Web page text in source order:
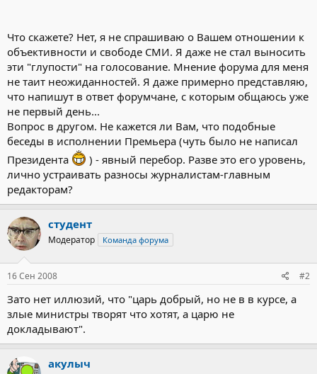
Что скажете? Нет, я не спрашиваю о Вашем отношении к
объективности и свободе СМИ. Я даже не стал выносить
эти "глупости" на голосование. Мнение форума для меня
не таит неожиданностей. Я даже примерно представляю,
что напишут в ответ форумчане, с которым общаюсь уже
не первый день...
Вопрос в другом. Не кажется ли Вам, что подобные
беседы в исполнении Премьера (чуть было не написал
Президента
) - явный перебор. Разве это его уровень,
лично устраивать разносы журналистам-главным
редакторам?
студент
Модератор Команда форума
16 Сен 2008 #2
Зато нет иллюзий, что "царь добрый, но не в в курсе, а
злые министры творят что хотят, а царю не
докладывают".
акулыч